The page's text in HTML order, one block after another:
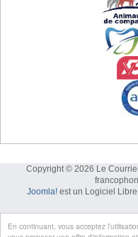
En continuant, vous acceptez
Copyright © 2026 Le
Joomla!est un Logiciel